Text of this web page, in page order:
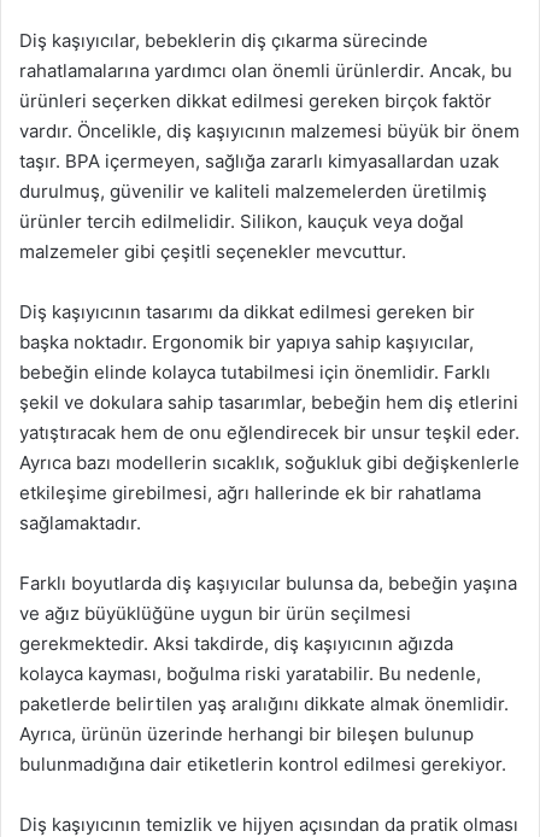
Diş kaşıyıcılar, bebeklerin diş çıkarma sürecinde
rahatlamalarına yardımcı olan önemli ürünlerdir. Ancak, bu
ürünleri seçerken dikkat edilmesi gereken birçok faktör
vardır. Öncelikle, diş kaşıyıcının malzemesi büyük bir önem
taşır. BPA içermeyen, sağlığa zararlı kimyasallardan uzak
durulmuş, güvenilir ve kaliteli malzemelerden üretilmiş
ürünler tercih edilmelidir. Silikon, kauçuk veya doğal
malzemeler gibi çeşitli seçenekler mevcuttur.
Diş kaşıyıcının tasarımı da dikkat edilmesi gereken bir
başka noktadır. Ergonomik bir yapıya sahip kaşıyıcılar,
bebeğin elinde kolayca tutabilmesi için önemlidir. Farklı
şekil ve dokulara sahip tasarımlar, bebeğin hem diş etlerini
yatıştıracak hem de onu eğlendirecek bir unsur teşkil eder.
Ayrıca bazı modellerin sıcaklık, soğukluk gibi değişkenlerle
etkileşime girebilmesi, ağrı hallerinde ek bir rahatlama
sağlamaktadır.
Farklı boyutlarda diş kaşıyıcılar bulunsa da, bebeğin yaşına
ve ağız büyüklüğüne uygun bir ürün seçilmesi
gerekmektedir. Aksi takdirde, diş kaşıyıcının ağızda
kolayca kayması, boğulma riski yaratabilir. Bu nedenle,
paketlerde belirtilen yaş aralığını dikkate almak önemlidir.
Ayrıca, ürünün üzerinde herhangi bir bileşen bulunup
bulunmadığına dair etiketlerin kontrol edilmesi gerekiyor.
Diş kaşıyıcının temizlik ve hijyen açısından da pratik olması